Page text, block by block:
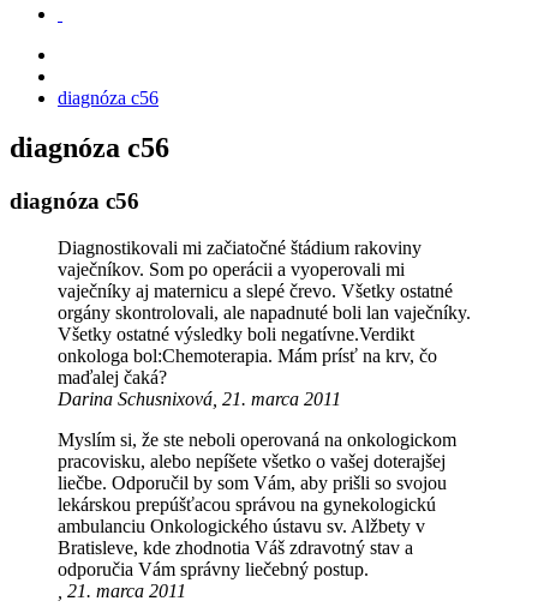
diagnóza c56
diagnóza c56
diagnóza c56
Diagnostikovali mi začiatočné štádium rakoviny
vaječníkov. Som po operácii a vyoperovali mi
vaječníky aj maternicu a slepé črevo. Všetky ostatné
orgány skontrolovali, ale napadnuté boli lan vaječníky.
Všetky ostatné výsledky boli negatívne.Verdikt
onkologa bol:Chemoterapia. Mám prísť na krv, čo
maďalej čaká?
Darina Schusnixová, 21. marca 2011
Myslím si, že ste neboli operovaná na onkologickom
pracovisku, alebo nepíšete všetko o vašej doterajšej
liečbe. Odporučil by som Vám, aby prišli so svojou
lekárskou prepúšťacou správou na gynekologickú
ambulanciu Onkologického ústavu sv. Alžbety v
Bratisleve, kde zhodnotia Váš zdravotný stav a
odporučia Vám správny liečebný postup.
, 21. marca 2011